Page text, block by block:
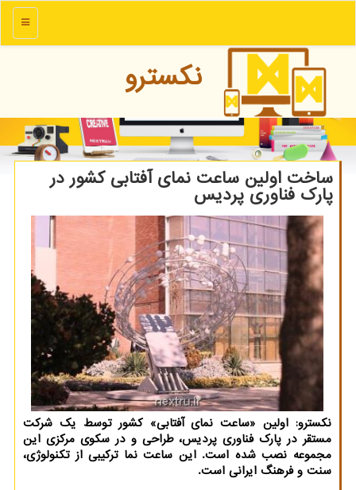
منو
نكسترو
ساخت اولین ساعت نمای آفتابی كشور در
پارك فناوری پردیس
نکسترو: اولین «ساعت نمای آفتابی» کشور توسط یک شرکت
مستقر در پارک فناوری پردیس، طراحی و در سکوی مرکزی این
مجموعه نصب شده است. این ساعت نما ترکیبی از تکنولوژی،
سنت و فرهنگ ایرانی است.